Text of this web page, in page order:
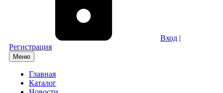
Вход |
Регистрация
Меню
Главная
Каталог